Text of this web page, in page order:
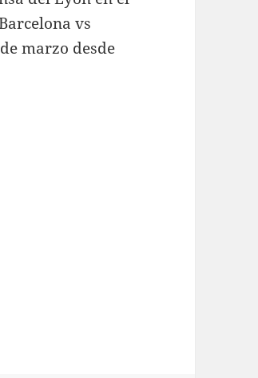
vs
marzo desde